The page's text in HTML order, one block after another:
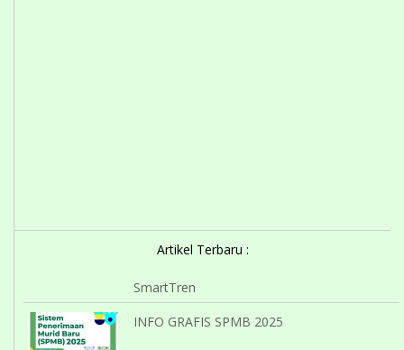
Artikel Terbaru :
SmartTren
INFO GRAFIS SPMB 2025